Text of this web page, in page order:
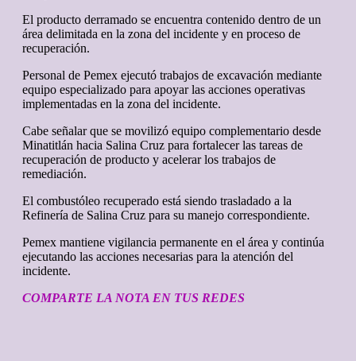
El producto derramado se encuentra contenido dentro de un
área delimitada en la zona del incidente y en proceso de
recuperación.
Personal de Pemex ejecutó trabajos de excavación mediante
equipo especializado para apoyar las acciones operativas
implementadas en la zona del incidente.
Cabe señalar que se movilizó equipo complementario desde
Minatitlán hacia Salina Cruz para fortalecer las tareas de
recuperación de producto y acelerar los trabajos de
remediación.
El combustóleo recuperado está siendo trasladado a la
Refinería de Salina Cruz para su manejo correspondiente.
Pemex mantiene vigilancia permanente en el área y continúa
ejecutando las acciones necesarias para la atención del
incidente.
COMPARTE LA NOTA EN TUS REDES